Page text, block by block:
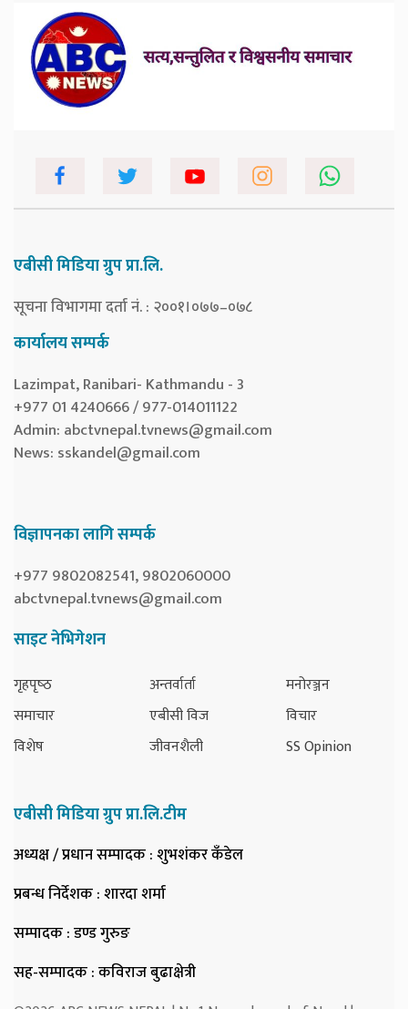
एबीसी मिडिया ग्रुप प्रा.लि.
सूचना विभागमा दर्ता नं. : २००१।०७७–०७८
कार्यालय सम्पर्क
Lazimpat, Ranibari- Kathmandu - 3
+977 01 4240666 / 977-014011122
Admin: abctvnepal.tvnews@gmail.com
News: sskandel@gmail.com
विज्ञापनका लागि सम्पर्क
+977 9802082541, 9802060000
abctvnepal.tvnews@gmail.com
साइट नेभिगेशन
गृहपृष्‍ठ
समाचार
विशेष
अन्तर्वार्ता
एबीसी विज
जीवनशैली
मनोरञ्जन
विचार
SS Opinion
एबीसी मिडिया ग्रुप प्रा.लि.टीम
अध्यक्ष / प्रधान सम्पादक: शुभशंकर कँडेल
प्रबन्ध निर्देशक: शारदा शर्मा
सम्पादक: डण्ड गुरुङ
सह-सम्पादक: कविराज बुढाक्षेत्री